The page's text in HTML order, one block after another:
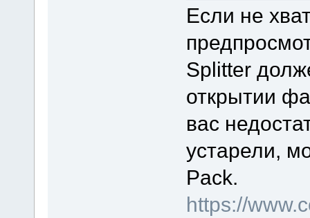
Если не
Splitter
открытии
вас
устарели,
Pack.
https://